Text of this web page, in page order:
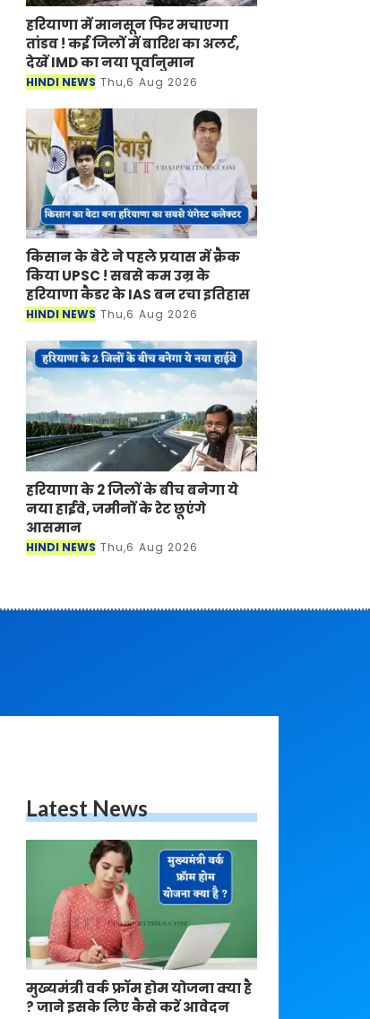
हरियाणा में मानसून फिर मचाएगा
तांडव ! कई जिलों में बारिश का अलर्ट,
देखें IMD का नया पूर्वानुमान
HINDI NEWS Thu,6 Aug 2026
किसान के बेटे ने पहले प्रयास में क्रैक
किया UPSC ! सबसे कम उम्र के
हरियाणा कैडर के IAS बन रचा इतिहास
HINDI NEWS Thu,6 Aug 2026
हरियाणा के 2 जिलों के बीच बनेगा ये
नया हाईवे, जमीनों के रेट छूएंगे
आसमान
HINDI NEWS Thu,6 Aug 2026
Latest News
मुख्यमंत्री वर्क फ्रॉम होम योजना क्या है
? जाने इसके लिए कैसे करें आवेदन